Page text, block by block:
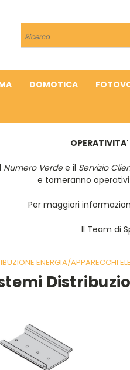
Cerca
DOMOTICA
Numero Verdee il Servizio
e torneranno
Per maggiori
Il Team di
ENERGIA/APPARECCHI